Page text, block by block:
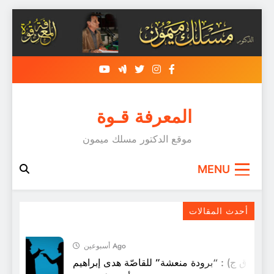
content
المعرفة قـوة
موقع الدكتور مسلك ميمون
MENU
أحدث المقالات
أسبوعين Ago
(ق ق ج) : “برودة منعشة” للقاصّة هدى إبراهيم
البداية و النّهاية في الرّواية العربية